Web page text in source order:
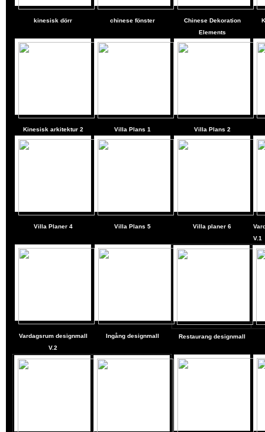
kinesisk dörr chinese fönster
Chinese Dekoration
Elements
Kinesisk arkitektur 2 Villa Plans 1 Villa Plans 2
Villa Planer4 Villa Plans 5 Villa planer 6
V.1
Vardagsrum designmall
V.2
Ingång designmall Restaurang designmall